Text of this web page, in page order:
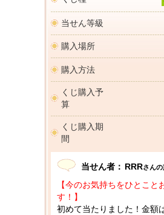
当せん等級
購入場所
購入方法
くじ購入予
算
くじ購入期
間
当せん者： RRRさんの
【今のお気持ちをひとこと
す！】
初めて当たりました！金額